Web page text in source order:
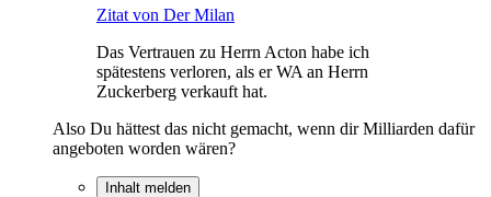
Zitat von Der Milan
Das Vertrauen zu Herrn Acton habe ich
spätestens verloren, als er WA an Herrn
Zuckerberg verkauft hat.
Also Du hättest das nicht gemacht, wenn dir Milliarden dafür
angeboten worden wären?
Inhalt melden